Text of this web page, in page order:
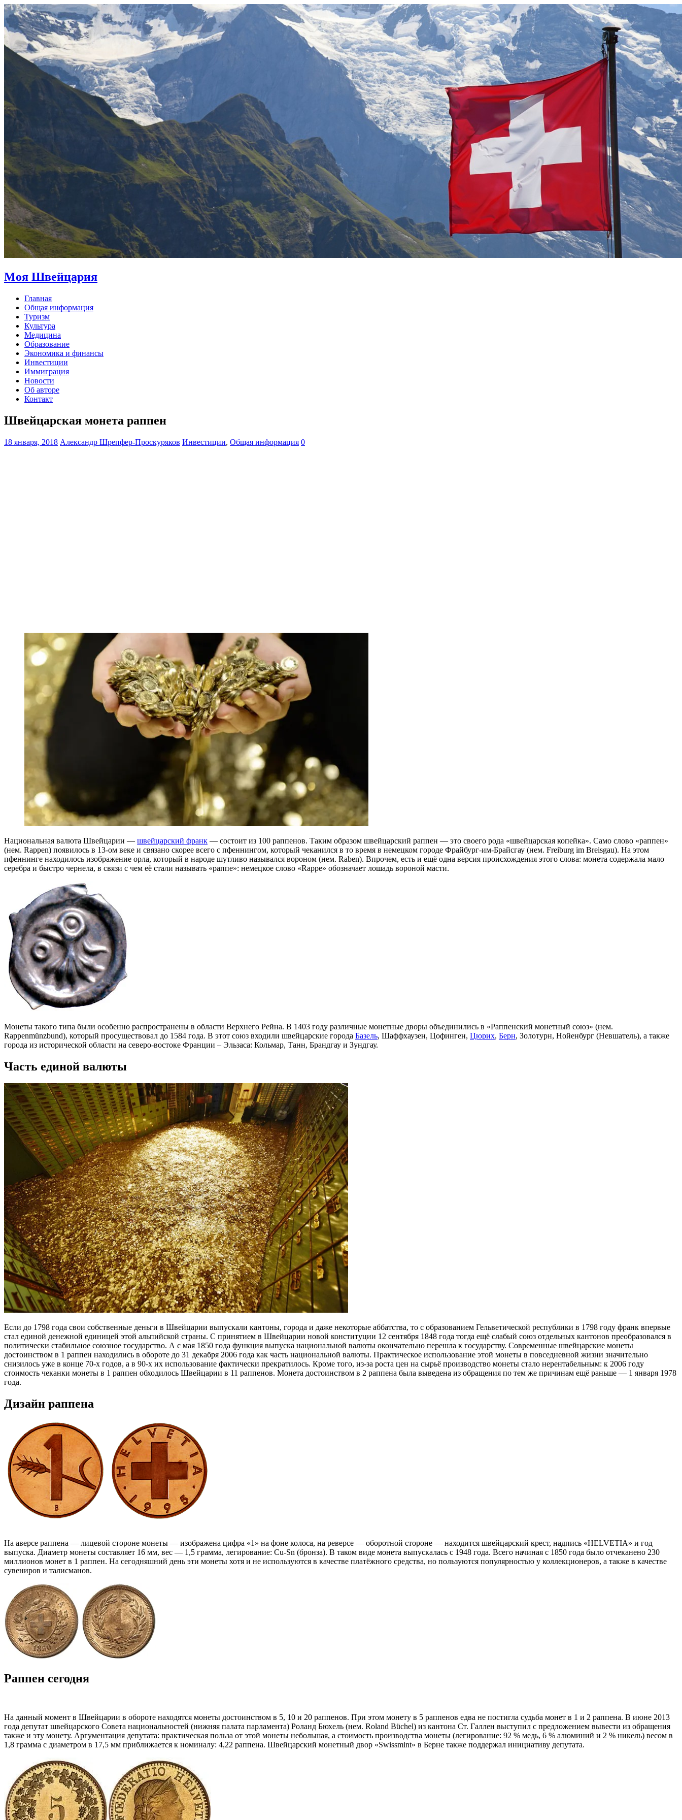
Моя Швейцария
Главная
Общая информация
Туризм
Культура
Медицина
Образование
Экономика и финансы
Инвестиции
Иммиграция
Новости
Об авторе
Контакт
Швейцарская монета раппен
18 января, 2018 Александр Шрепфер-Проскуряков Инвестиции, Общая информация 0
Национальная валюта Швейцарии — швейцарский франк — состоит из 100 раппенов. Таким образом швейцарский раппен — это своего рода «швейцарская копейка». Само слово «раппен»
(нем. Rappen) появилось в 13-ом веке и связано скорее всего с пфеннингом, который чеканился в то время в немецком городе Фрайбург-им-Брайсгау (нем. Freiburg im Breisgau). На этом
пфеннинге находилось изображение орла, который в народе шутливо назывался вороном (нем. Raben). Впрочем, есть и ещё одна версия происхождения этого слова: монета содержала мало
серебра и быстро чернела, в связи с чем её стали называть «раппе»: немецкое слово «Rappe» обозначает лошадь вороной масти.
Монеты такого типа были особенно распространены в области Верхнего Рейна. В 1403 году различные монетные дворы объединились в «Раппенский монетный союз» (нем.
Rappenmünzbund), который просуществовал до 1584 года. В этот союз входили швейцарские города Базель, Шаффхаузен, Цофинген, Цюрих, Берн, Золотурн, Нойенбург (Невшатель), а также
города из исторической области на северо-востоке Франции – Эльзаса: Кольмар, Танн, Брандгау и Зундгау.
Часть единой валюты
Если до 1798 года свои собственные деньги в Швейцарии выпускали кантоны, города и даже некоторые аббатства, то с образованием Гельветической республики в 1798 году франк впервые
стал единой денежной единицей этой альпийской страны. С принятием в Швейцарии новой конституции 12 сентября 1848 года тогда ещё слабый союз отдельных кантонов преобразовался в
политически стабильное союзное государство. А с мая 1850 года функция выпуска национальной валюты окончательно перешла к государству. Современные швейцарские монеты
достоинством в 1 раппен находились в обороте до 31 декабря 2006 года как часть национальной валюты. Практическое использование этой монеты в повседневной жизни значительно
снизилось уже в конце 70-х годов, а в 90-х их использование фактически прекратилось. Кроме того, из-за роста цен на сырьё производство монеты стало нерентабельным: к 2006 году
стоимость чеканки монеты в 1 раппен обходилось Швейцарии в 11 раппенов. Монета достоинством в 2 раппена была выведена из обращения по тем же причинам ещё раньше — 1 января 1978
года.
Дизайн раппена
На аверсе раппена — лицевой стороне монеты — изображена цифра «1» на фоне колоса, на реверсе — оборотной стороне — находится швейцарский крест, надпись «HELVETIA» и год
выпуска. Диаметр монеты составляет 16 мм, вес — 1,5 грамма, легирование: Cu-Sn (бронза). В таком виде монета выпускалась с 1948 года. Всего начиная с 1850 года было отчеканено 230
миллионов монет в 1 раппен. На сегодняшний день эти монеты хотя и не используются в качестве платёжного средства, но пользуются популярностью у коллекционеров, а также в качестве
сувениров и талисманов.
Раппен сегодня
На данный момент в Швейцарии в обороте находятся монеты достоинством в 5, 10 и 20 раппенов. При этом монету в 5 раппенов едва не постигла судьба монет в 1 и 2 раппена. В июне 2013
года депутат швейцарского Совета национальностей (нижняя палата парламента) Роланд Бюхель (нем. Roland Büchel) из кантона Ст. Галлен выступил с предложением вывести из обращения
также и эту монету. Аргументация депутата: практическая польза от этой монеты небольшая, а стоимость производства монеты (легирование: 92 % медь, 6 % алюминий и 2 % никель) весом в
1,8 грамма с диаметром в 17,5 мм приближается к номиналу: 4,22 раппена. Швейцарский монетный двор «Swissmint» в Берне также поддержал инициативу депутата.